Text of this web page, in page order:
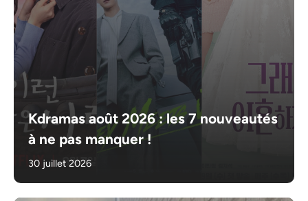
Kdramas août 2026 : les 7 nouveautés
à ne pas manquer !
30 juillet 2026